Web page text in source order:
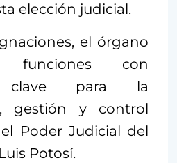
elección judicial.
el órgano
funciones con
clave para la
gestión y control
Poder Judicial del
Potosí.